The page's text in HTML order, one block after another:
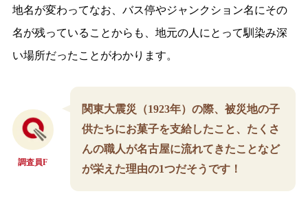
地名が変わってなお、バス停やジャンクション名にその
名が残っていることからも、地元の人にとって馴染み深
い場所だったことがわかります。
調査員F
関東大震災（1923年）の際、被災地の子
供たちにお菓子を支給したこと、たくさ
んの職人が名古屋に流れてきたことなど
が栄えた理由の1つだそうです！